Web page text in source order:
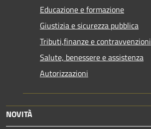
Educazione e formazione
Giustizia e sicurezza pubblica
Tributi,finanze e contravvenzioni
Salute, benessere e assistenza
Autorizzazioni
NOVITÀ